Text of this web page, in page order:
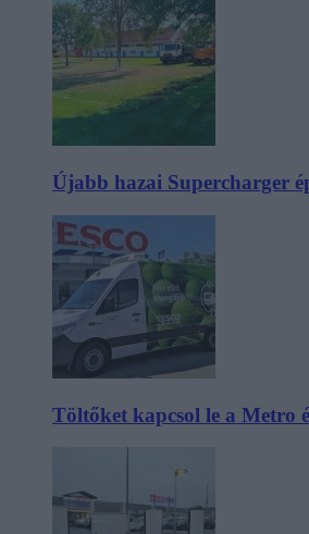
Újabb hazai Supercharger
Töltőket kapcsol le a Metro